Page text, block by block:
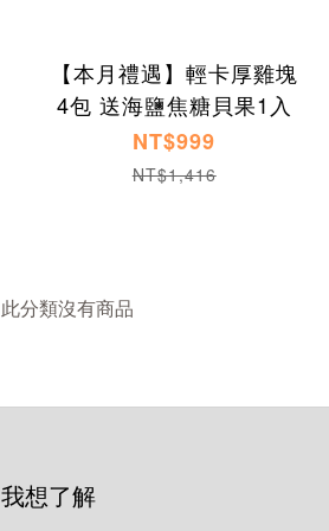
【本月禮遇】輕卡厚雞塊
4包 送海鹽焦糖貝果1入
NT$999
NT$1,416
此分類沒有商品
我想了解